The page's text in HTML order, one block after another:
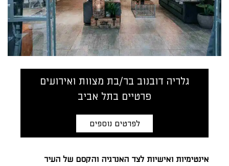
גלריה דובנוב בר/בת מצוות ואירועים
פרטיים בתל אביב
לפרטים נוספים
אינטימיות ואישיות לצד האנרגיה והקסם של העיר